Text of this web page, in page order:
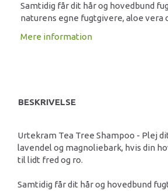
Samtidig får dit hår og hovedbund
naturens egne fugtgivere, aloe vera
Mere information
BESKRIVELSE
Urtekram Tea Tree Shampoo - Plej
lavendel og magnoliebark, hvis din
til lidt fred og ro.
Samtidig får dit hår og hovedbund